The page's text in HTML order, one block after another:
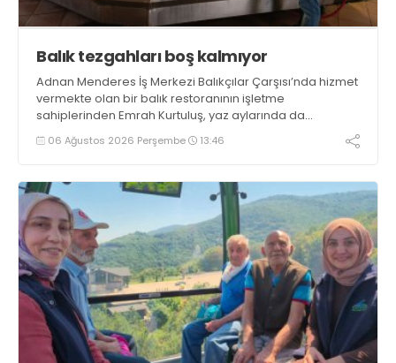
Balık tezgahları boş kalmıyor
Adnan Menderes İş Merkezi Balıkçılar Çarşısı’nda hizmet
vermekte olan bir balık restoranının işletme
sahiplerinden Emrah Kurtuluş, yaz aylarında da
tezgahlarda taze balık bulunduğunu ifade ederek “Yıl
boyunca tezgahlarda taze balık bulmak mümkün
06 Ağustos 2026 Perşembe 13:46